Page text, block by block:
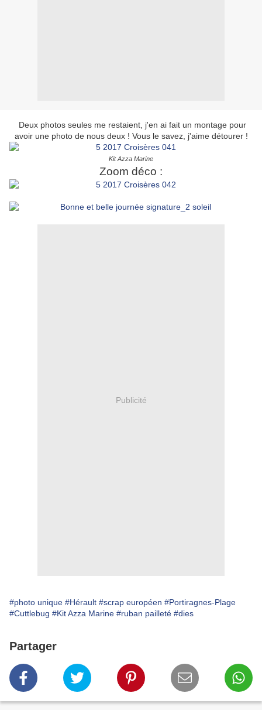
Deux photos seules me restaient, j'en ai fait un montage pour
avoir une photo de nous deux ! Vous le savez, j'aime détourer !
Kit Azza Marine
Zoom déco :
Publicité
#photo unique #Hérault #scrap européen #Portiragnes-Plage
#Cuttlebug #Kit Azza Marine #ruban pailleté #dies
Partager